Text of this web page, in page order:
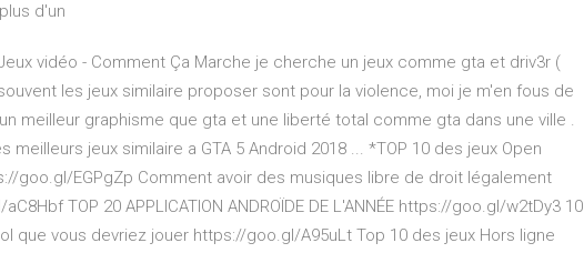
d'un
vidéo - Comment Ça Marche je cherche un jeux comme gta et driv3r (
les jeux similaire proposer sont pour la violence, moi je m'en fous de
meilleur graphisme que gta et une liberté total comme gta dans une ville .
meilleurs jeux similaire a GTA 5 Android 2018 ... *TOP 10 des jeux Open
goo.gl/EGPgZp Comment avoir des musiques libre de droit légalement
TOP 20 APPLICATION ANDROÏDE DE L'ANNÉE https://goo.gl/w2tDy3 10
que vous devriez jouer https://goo.gl/A95uLt Top 10 des jeux Hors ligne